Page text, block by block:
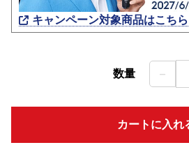
キャンペーン対象商品はこちら
数量 －
カートに入れ